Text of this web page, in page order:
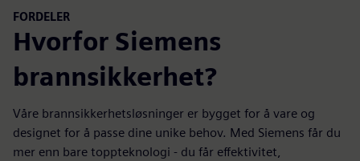
FORDELER
Hvorfor Siemens
brannsikkerhet?
Våre brannsikkerhetsløsninger er bygget for å vare og
designet for å passe dine unike behov. Med Siemens får du
mer enn bare toppteknologi - du får effektivitet,